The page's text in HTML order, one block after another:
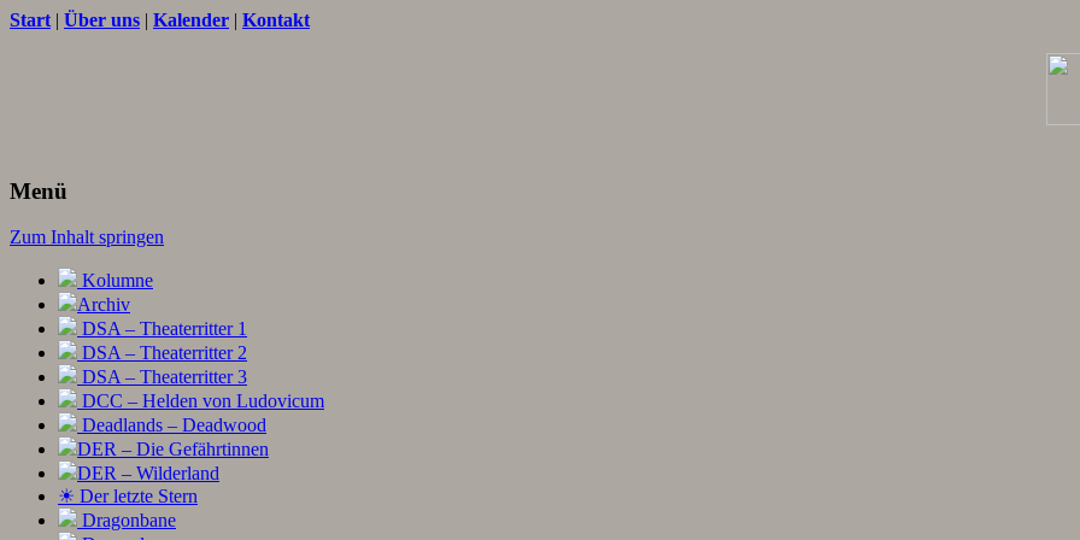
Start | Über uns | Kalender | Kontakt
Menü
Zum Inhalt springen
Kolumne
Archiv
DSA – Theaterritter 1
DSA – Theaterritter 2
DSA – Theaterritter 3
DCC – Helden von Ludovicum
Deadlands – Deadwood
DER – Die Gefährtinnen
DER – Wilderland
☀ Der letzte Stern
Dragonbane